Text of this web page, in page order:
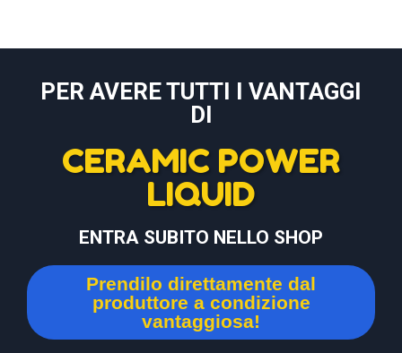
PER AVERE TUTTI I VANTAGGI
DI
CERAMIC POWER
LIQUID
ENTRA SUBITO NELLO SHOP
Prendilo direttamente dal
produttore a condizione
vantaggiosa!